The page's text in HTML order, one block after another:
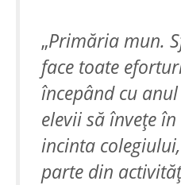
„Primăria mun.
face toate
începând cu
elevii să învețe
incinta
parte din